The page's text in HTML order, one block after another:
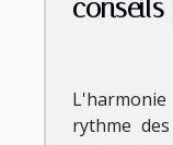
rythme